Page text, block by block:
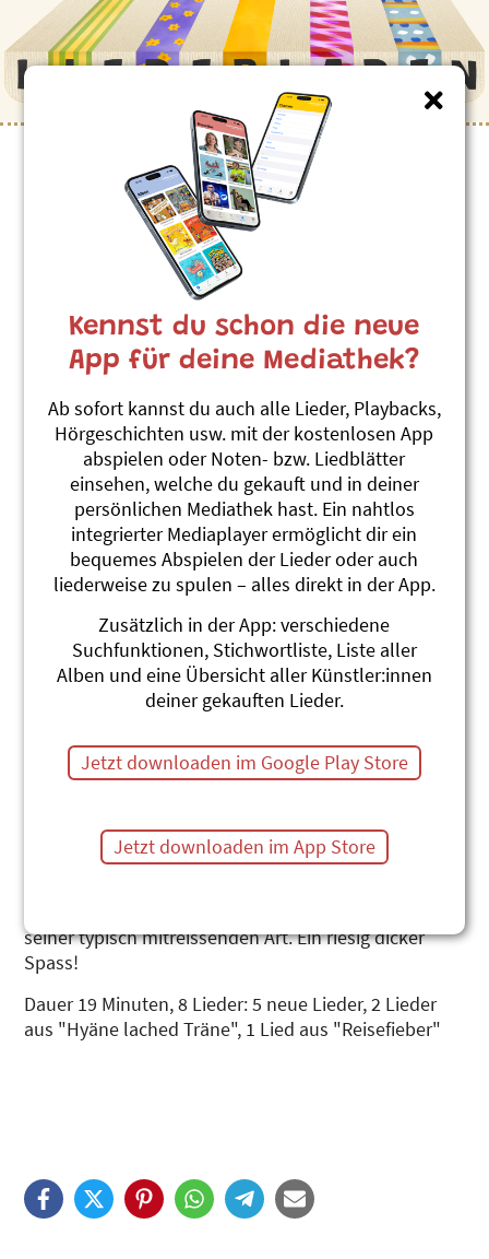
D Elefante plantsched
Elefantenpark im Zoo Zürich
Andrew Bond
und dem Zoo Zürich präsentiert Andrew Bond eine
Spezial-CD mit Mundartliedern über Elefanten aus
Seine Elefanten plantschen fröhlich in ihrer neuen
Wellnessanlage und tanzen mit ihren Verwandten
seiner typisch mitreissenden Art. Ein riesig dicker
Spass!
Dauer 19 Minuten, 8 Lieder: 5 neue Lieder, 2 Lieder
aus "Hyäne lached Träne", 1 Lied aus "Reisefieber"
Kennst du schon die neue
App für deine Mediathek?
Ab sofort kannst du auch alle Lieder, Playbacks,
Hörgeschichten usw. mit der kostenlosen App
abspielen oder Noten- bzw. Liedblätter
einsehen, welche du gekauft und in deiner
persönlichen Mediathek hast. Ein nahtlos
integrierter Mediaplayer ermöglicht dir ein
bequemes Abspielen der Lieder oder auch
liederweise zu spulen – alles direkt in der App.
Zusätzlich in der App: verschiedene
Suchfunktionen, Stichwortliste, Liste aller
Alben und eine Übersicht aller Künstler:innen
deiner gekauften Lieder.
Jetzt downloaden im Google Play Store
Jetzt downloaden im App Store